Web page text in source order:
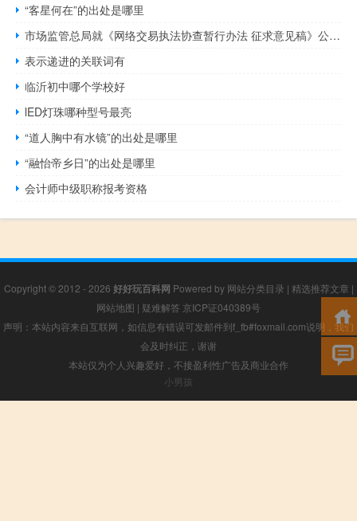
“客星何在”的出处是哪里
市场监管总局就《网络交易执法协查暂行办法 征求意见稿》公开征求意见
表示递进的关联词有
临沂初中哪个学校好
lED灯珠哪种型号最亮
“道人胸中有水镜”的出处是哪里
“融怡帝乡日”的出处是哪里
会计师中级职称报考资格
Copyright © 2012 - 2026 好好玩百科网 Powered by 网站分类目录 | 精选推荐文章 |
网站地图 | 疑难解答 京ICP证040389号
声明：本站内容来自互联网，如信息有错误可发邮件到f_fb#foxmail.com说明，我们
会及时纠正，谢谢
本站仅为个人兴趣爱好，不接盈利性广告及商业合作
小男孩